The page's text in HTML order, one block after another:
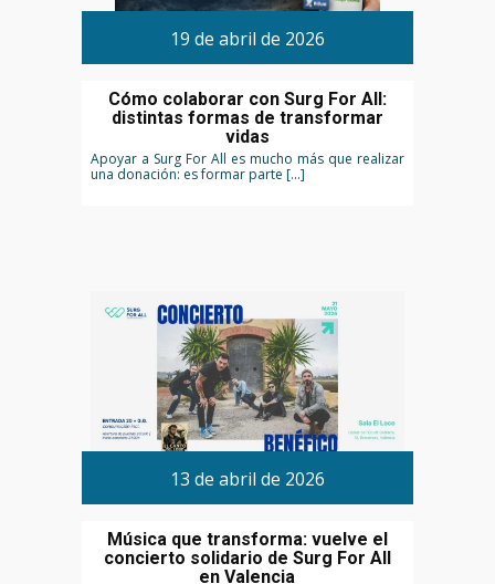
19 de abril de 2026
Cómo colaborar con Surg For All:
distintas formas de transformar
vidas
Apoyar a Surg For All es mucho más que realizar
una donación: es formar parte […]
13 de abril de 2026
Música que transforma: vuelve el
concierto solidario de Surg For All
en Valencia